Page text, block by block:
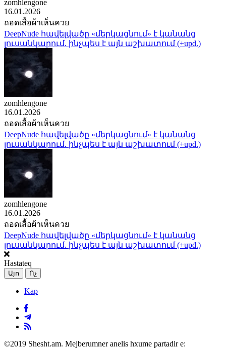
zomhlengone
16.01.2026
ถอดเสื้อผ้าเห็นควย
DeepNude հավելվածը «մերկացնում» է կանանց
լուսանկարում. ինչպես է այն աշխատում (+upd.)
zomhlengone
16.01.2026
ถอดเสื้อผ้าเห็นควย
DeepNude հավելվածը «մերկացնում» է կանանց
լուսանկարում. ինչպես է այն աշխատում (+upd.)
zomhlengone
16.01.2026
ถอดเสื้อผ้าเห็นควย
DeepNude հավելվածը «մերկացնում» է կանանց
լուսանկարում. ինչպես է այն աշխատում (+upd.)
Hastateq
Այո Ոչ
Kap
©2019 Shesht.am. Mejberumner anelis hxume partadir e: